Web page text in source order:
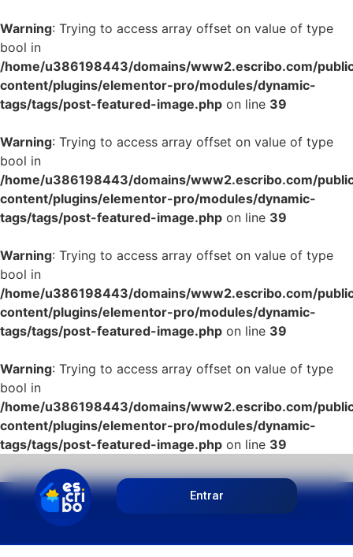
Warning: Trying to access array offset on value of type
bool in
/home/u386198443/domains/www2.escribo.com/
content/plugins/elementor-pro/modules/dynamic-
tags/tags/post-featured-image.php on line 39
Warning: Trying to access array offset on value of type
bool in
/home/u386198443/domains/www2.escribo.com/
content/plugins/elementor-pro/modules/dynamic-
tags/tags/post-featured-image.php on line 39
Warning: Trying to access array offset on value of type
bool in
/home/u386198443/domains/www2.escribo.com/
content/plugins/elementor-pro/modules/dynamic-
tags/tags/post-featured-image.php on line 39
Warning: Trying to access array offset on value of type
bool in
/home/u386198443/domains/www2.escribo.com/
content/plugins/elementor-pro/modules/dynamic-
tags/tags/post-featured-image.php on line 39
Entrar